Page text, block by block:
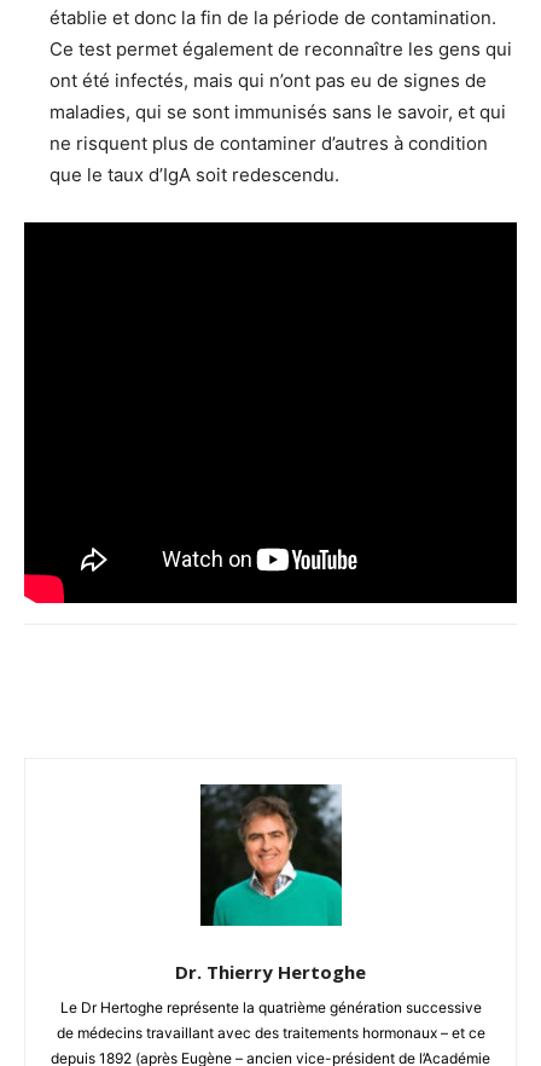
établie et donc la fin de la période de contamination.
Ce test permet également de reconnaître les gens qui
ont été infectés, mais qui n’ont pas eu de signes de
maladies, qui se sont immunisés sans le savoir, et qui
ne risquent plus de contaminer d’autres à condition
que le taux d’IgA soit redescendu.
Dr. Thierry Hertoghe
Le Dr Hertoghe représente la quatrième génération successive
de médecins travaillant avec des traitements hormonaux – et ce
depuis 1892 (après Eugène – ancien vice-président de l’Académie